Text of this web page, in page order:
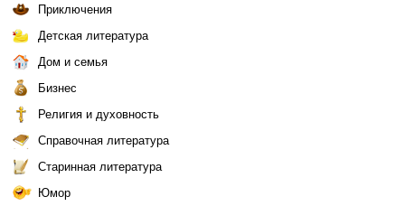
Приключения
Детская литература
Дом и семья
Бизнес
Религия и духовность
Справочная литература
Старинная литература
Юмор